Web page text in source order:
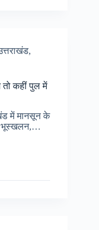
,
कहीं पुल में
में मानसून के
भूस्खलन,…